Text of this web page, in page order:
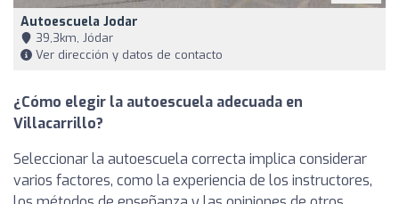
Autoescuela Jodar
39,3km, Jódar
Ver dirección y datos de contacto
¿Cómo elegir la autoescuela adecuada en
Villacarrillo?
Seleccionar la autoescuela correcta implica considerar
varios factores, como la experiencia de los instructores,